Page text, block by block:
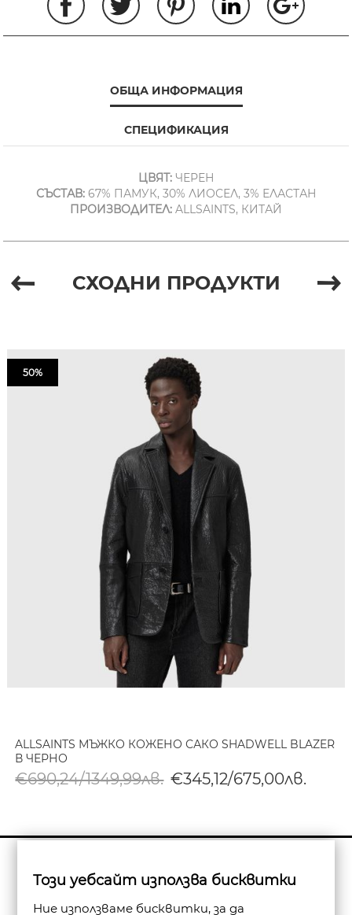
ОБЩА ИНФОРМАЦИЯ
СПЕЦИФИКАЦИЯ
ЦВЯТ:ЧЕРЕН
СЪСТАВ:67% ПАМУК, 30% ЛИОСЕЛ, 3% ЕЛАСТАН
ПРОИЗВОДИТЕЛ: ALLSAINTS, КИТАЙ
СХОДНИ ПРОДУКТИ
50%
ALLSAINTS МЪЖКО КОЖЕНО САКО SHADWELL BLAZER
В ЧЕРНО
€690,24/1349,99лв. €345,12/675,00лв.
Абониране
Този уебсайт използва бисквитки
Ние използваме бисквитки, за да